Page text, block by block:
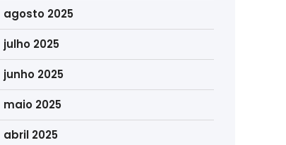
agosto 2025
julho 2025
junho 2025
maio 2025
abril 2025